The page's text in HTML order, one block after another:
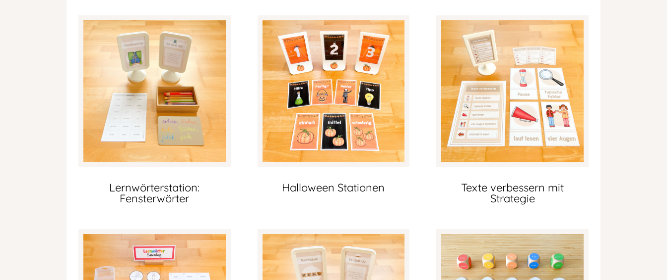
Lernwörterstation:
Fensterwörter
Halloween Stationen Texte verbessern mit
Strategie